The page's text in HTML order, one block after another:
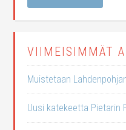
VIIMEISIMMÄT
Muistetaan
Uusi katekeetta Pietarin